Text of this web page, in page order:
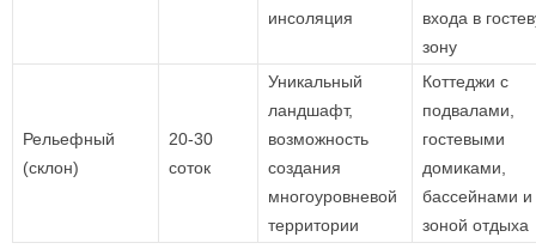
инсоляция
входа в
зону
Рельефный
(склон)
20-30
соток
Уникальный
ландшафт,
возможность
создания
многоуровневой
территории
Коттеджи с
подвалами,
гостевыми
домиками,
бассейнами и
зоной отдыха